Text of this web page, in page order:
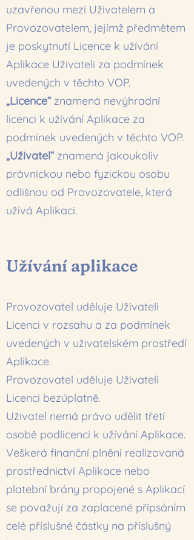
uzavřenou mezi Uživatelem a
Provozovatelem, jejímž předmětem
je poskytnutí Licence k užívání
Aplikace Uživateli za podmínek
uvedených v těchto VOP.
„Licence“ znamená nevýhradní
licenci k užívání Aplikace za
podmínek uvedených v těchto VOP.
„Uživatel“ znamená jakoukoliv
právnickou nebo fyzickou osobu
odlišnou od Provozovatele, která
užívá Aplikaci.
Užívání aplikace
Provozovatel uděluje Uživateli
Licenci v rozsahu a za podmínek
uvedených v uživatelském prostředí
Aplikace.
Provozovatel uděluje Uživateli
Licenci bezúplatně.
Uživatel nemá právo udělit třetí
osobě podlicenci k užívání Aplikace.
Veškerá finanční plnění realizovaná
prostřednictví Aplikace nebo
platební brány propojené s Aplikací
se považují za zaplacené připsáním
celé příslušné částky na příslušný